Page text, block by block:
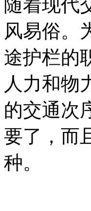
随着现代
风易俗。
途护栏的
人力和物
的交通次
要了，而
种。